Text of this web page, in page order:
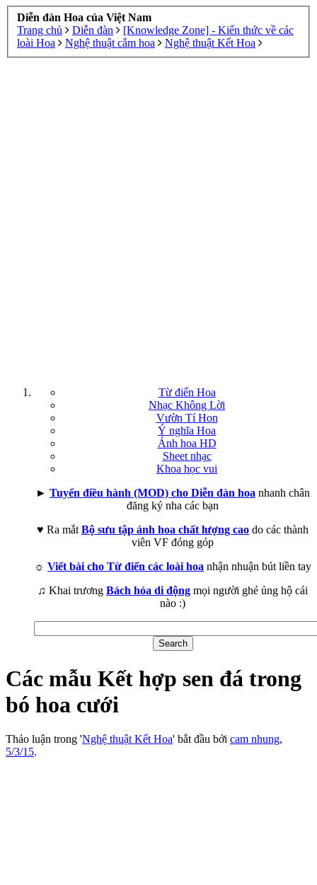
Diễn đàn Hoa của Việt Nam
Trang chủ
Diễn đàn
[Knowledge Zone] - Kiến thức về các
loài Hoa
Nghệ thuật cắm hoa Nghệ thuật Kết Hoa
Từ điển Hoa
Nhạc Không Lời
Vườn Tí Hon
Ý nghĩa Hoa
Ảnh hoa HD
Sheet nhạc
Khoa học vui
► Tuyển điều hành (MOD) cho Diễn đàn hoa nhanh chân
đăng ký nha các bạn
♥ Ra mắt Bộ sưu tập ảnh hoa chất lượng cao do các thành
viên VF đóng góp
☼ Viết bài cho Từ điển các loài hoa nhận nhuận bút liền tay
♫ Khai trương Bách hóa di động mọi người ghé ủng hộ cái
nào :)
Các mẫu Kết hợp sen đá trong
bó hoa cưới
Thảo luận trong 'Nghệ thuật Kết Hoa' bắt đầu bởi cam nhung,
5/3/15.